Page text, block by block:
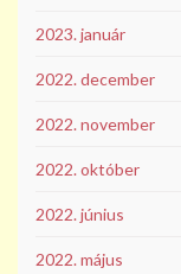
2023. január
2022. december
2022. november
2022. október
2022. június
2022. május